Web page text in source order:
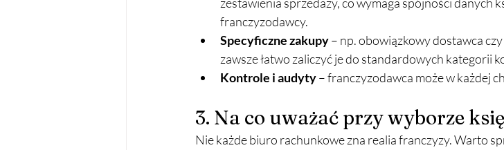
franczyzodawcy.
Specyficzne zakupy – np. obowiązkowy dostawca
zawsze łatwo zaliczyć je do standardowych kategorii
Kontrole i audyty – franczyzodawca może w każdej
3. Na co uważać przy wyborze
Nie każde biuro rachunkowe zna realia franczyzy. Warto